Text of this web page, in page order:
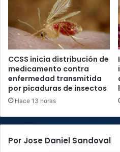
CCSS inicia distribución de
medicamento contra
enfermedad transmitida
por picaduras de insectos
Hace 13 horas
Por Jose Daniel Sandoval